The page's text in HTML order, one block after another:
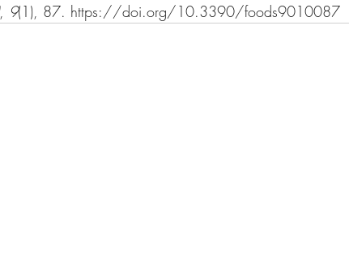
, 9(1), 87. https://doi.org/10.3390/foods9010087